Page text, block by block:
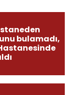
bulamadı,